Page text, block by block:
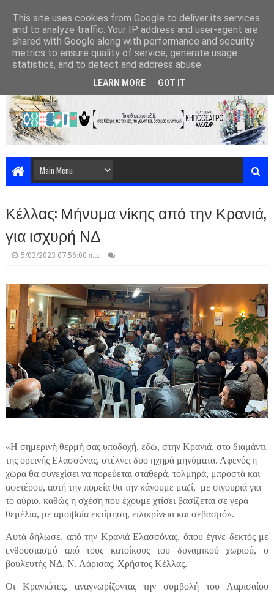
Κέλλας: Μήνυμα νίκης από την Κρανιά,
για ισχυρή ΝΔ
5/03/2023 07:56:00 π.μ.
«Η σημερινή θερμή σας υποδοχή, εδώ, στην Κρανιά, στο διαμάντι
της ορεινής Ελασσόνας, στέλνει δυο ηχηρά μηνύματα. Αφενός η
χώρα θα συνεχίσει να πορεύεται σταθερά, τολμηρά, μπροστά και
αφετέρου, αυτή την πορεία θα την κάνουμε μαζί, με σιγουριά για
το αύριο, καθώς η σχέση που έχουμε χτίσει βασίζεται σε γερά
θεμέλια, με αμοιβαία εκτίμηση, ειλικρίνεια και σεβασμό».
Αυτά δήλωσε, από την Κρανιά Ελασσόνας, όπου έγινε δεκτός με
ενθουσιασμό από τους κατοίκους του δυναμικού χωριού, ο
βουλευτής ΝΔ, Ν. Λάρισας, Χρήστος Κέλλας.
Οι Κρανιώτες, αναγνωρίζοντας την συμβολή του Λαρισαίου
This site uses cookies from Google to deliver its services
and to analyze traffic. Your IP address and user-agent are
shared with Google along with performance and security
metrics to ensure quality of service, generate usage
statistics, and to detect and address abuse.
LEARN MORE GOT IT